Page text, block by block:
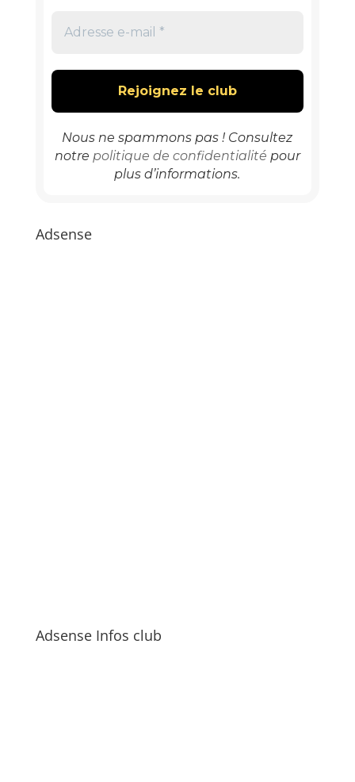
Nous ne spammons pas ! Consultez
notre politique de confidentialité pour
plus d’informations.
Adsense
Adsense Infos club